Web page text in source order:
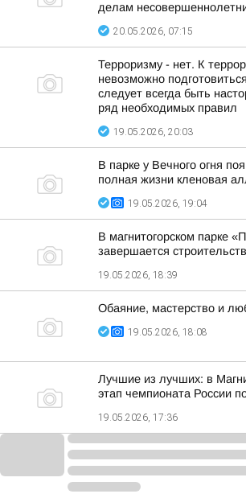
делам
20.05.2026, 07:15
Терроризму - нет. К
невозможно
следует всегда быть
ряд необходимых правил
19.05.2026, 20:03
В парке у Вечного огня
полная жизни кленовая
19.05.2026, 19:04
В магнитогорском парке
завершается
19.05.2026, 18:39
Обаяние, мастерство и
19.05.2026, 18:08
Лучшие из лучших: в
этап чемпионата России
19.05.2026, 17:36